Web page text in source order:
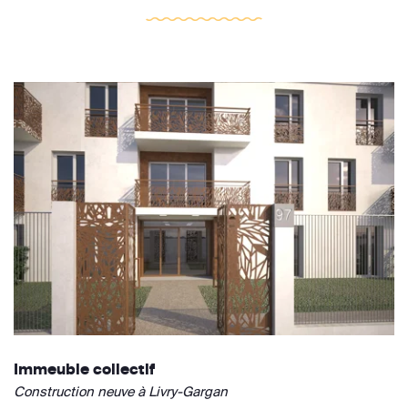
Immeuble collectif
Construction neuve à Livry-Gargan